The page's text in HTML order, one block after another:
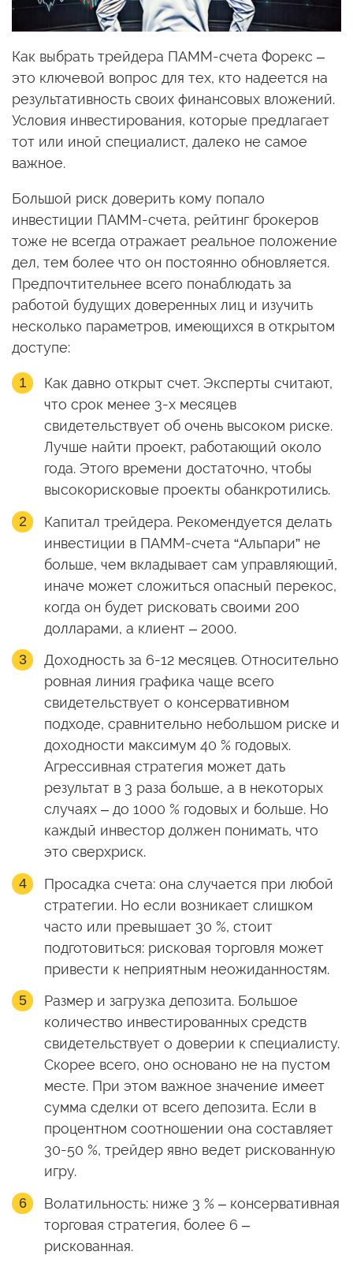
Как выбрать трейдера ПАММ-счета Форекс –
это ключевой вопрос для тех, кто надеется на
результативность своих финансовых вложений.
Условия инвестирования, которые предлагает
тот или иной специалист, далеко не самое
важное.
Большой риск доверить кому попало
инвестиции ПАММ-счета, рейтинг брокеров
тоже не всегда отражает реальное положение
дел, тем более что он постоянно обновляется.
Предпочтительнее всего понаблюдать за
работой будущих доверенных лиц и изучить
несколько параметров, имеющихся в открытом
доступе:
Как давно открыт счет. Эксперты считают,
что срок менее 3-х месяцев
свидетельствует об очень высоком риске.
Лучше найти проект, работающий около
года. Этого времени достаточно, чтобы
высокорисковые проекты обанкротились.
Капитал трейдера. Рекомендуется делать
инвестиции в ПАММ-счета “Альпари” не
больше, чем вкладывает сам управляющий,
иначе может сложиться опасный перекос,
когда он будет рисковать своими 200
долларами, а клиент – 2000.
Доходность за 6-12 месяцев. Относительно
ровная линия графика чаще всего
свидетельствует о консервативном
подходе, сравнительно небольшом риске и
доходности максимум 40 % годовых.
Агрессивная стратегия может дать
результат в 3 раза больше, а в некоторых
случаях – до 1000 % годовых и больше. Но
каждый инвестор должен понимать, что
это сверхриск.
Просадка счета: она случается при любой
стратегии. Но если возникает слишком
часто или превышает 30 %, стоит
подготовиться: рисковая торговля может
привести к неприятным неожиданностям.
Размер и загрузка депозита. Большое
количество инвестированных средств
свидетельствует о доверии к специалисту.
Скорее всего, оно основано не на пустом
месте. При этом важное значение имеет
сумма сделки от всего депозита. Если в
процентном соотношении она составляет
30-50 %, трейдер явно ведет рискованную
игру.
Волатильность: ниже 3 % – консервативная
торговая стратегия, более 6 –
рискованная.